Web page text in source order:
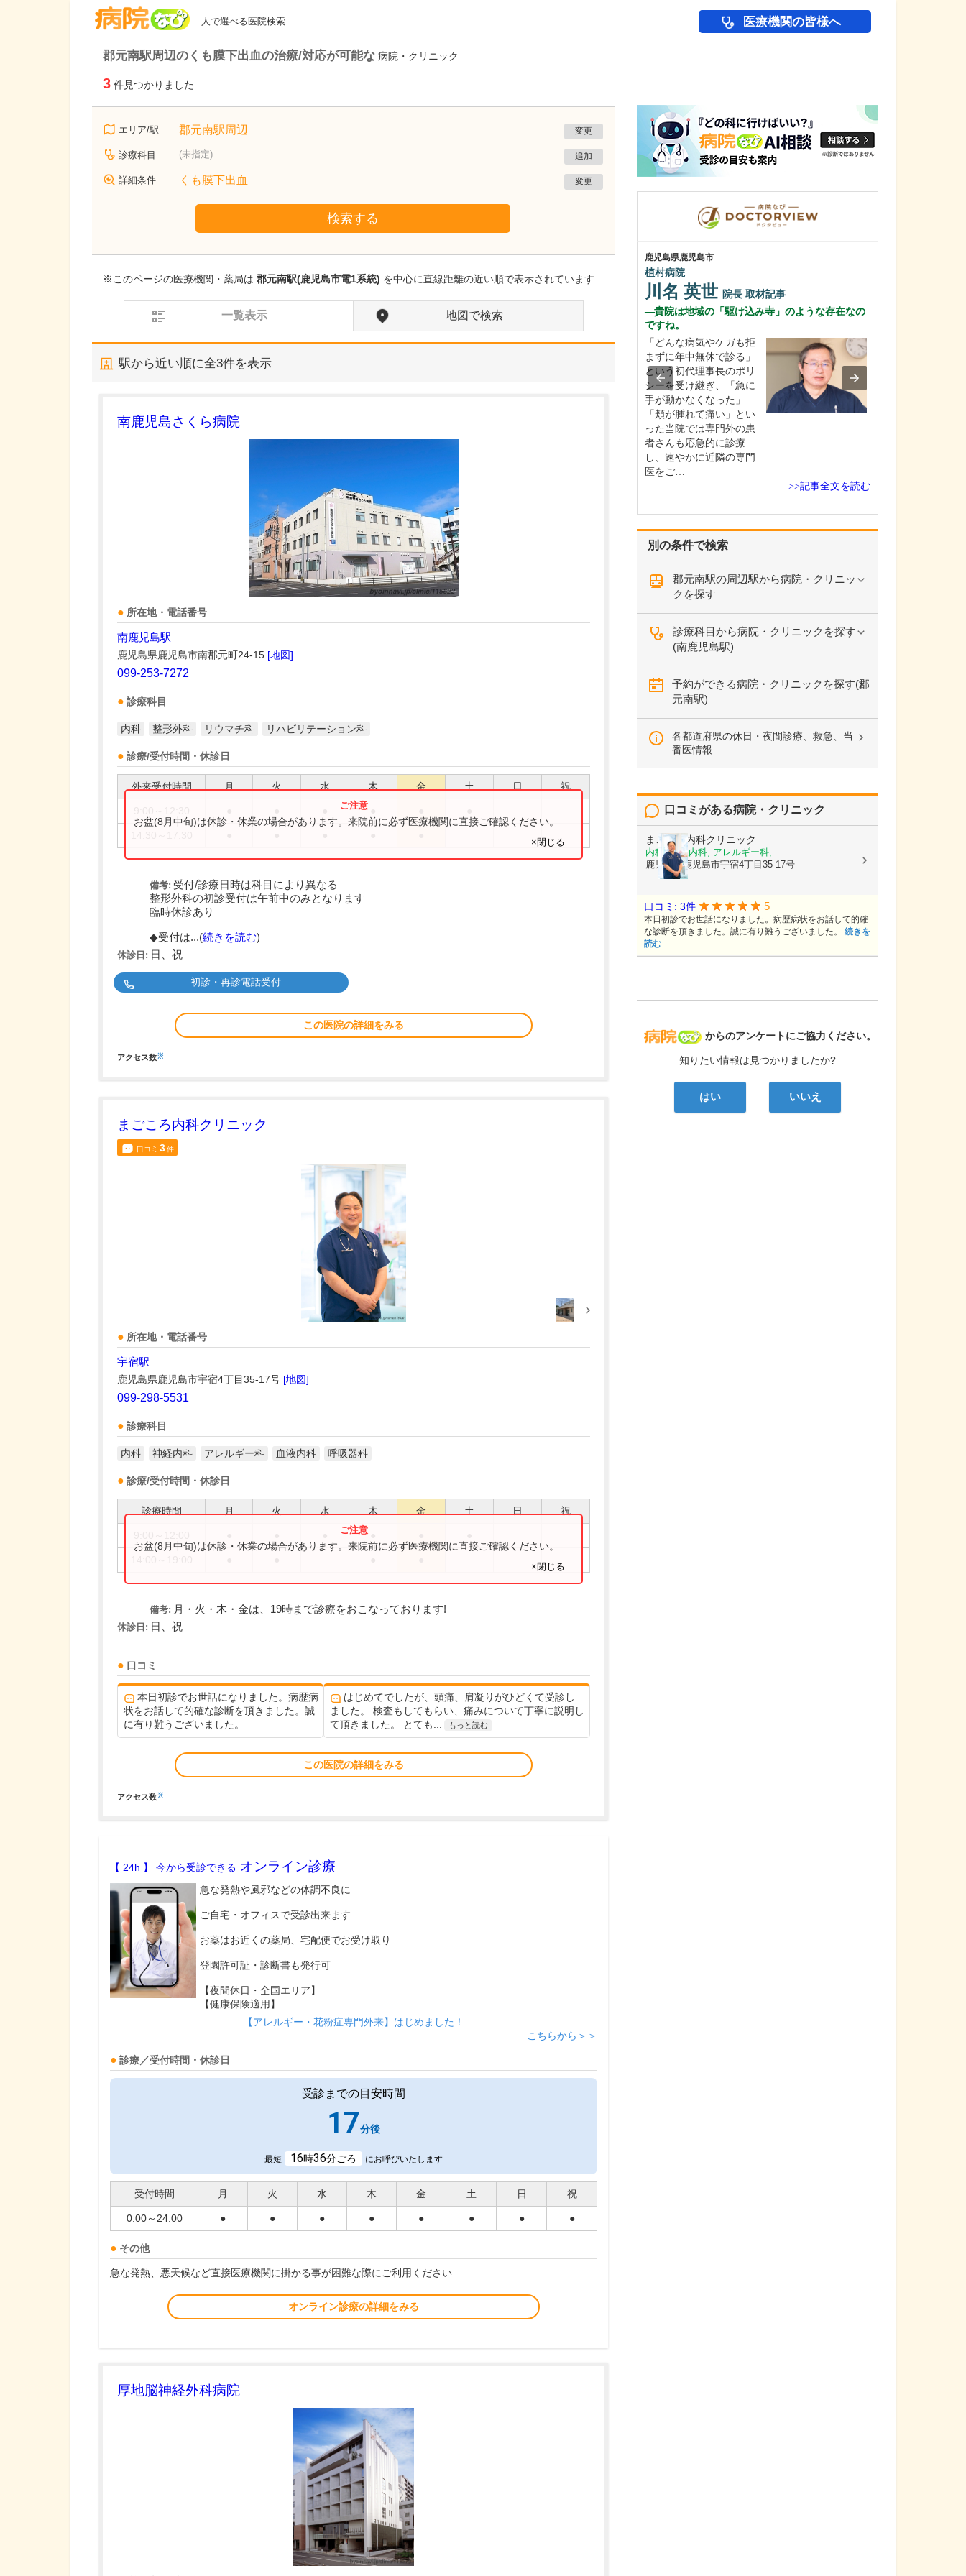
人で選べる医院検索 医療機関の皆様へ
郡元南駅周辺のくも膜下出血の治療/対応が可能な 病院・クリニック
3 件見つかりました
エリア/駅 郡元南駅周辺 変更
診療科目 (未指定) 追加
詳細条件 くも膜下出血 変更
検索する
※このページの医療機関・薬局は 郡元南駅(鹿児島市電1系統) を中心に直線距離の近い順で表示されています
一覧表示 地図で検索
駅から近い順に全3件を表示
南鹿児島さくら病院
所在地・電話番号
南鹿児島駅
鹿児島県鹿児島市南郡元町24-15 [地図]
099-253-7272
診療科目
内科 整形外科 リウマチ科 リハビリテーション科
診療/受付時間・休診日
外来受付時間 月 火 水 木 金 土 日 祝
お盆(8月中旬)は休診・休業の場合があります。来院前に必ず医療機関に直接ご確認ください。
×閉じる
備考: 受付/診療日時は科目により異なる
整形外科の初診受付は午前中のみとなります
臨時休診あり
◆受付は...(続きを読む)
休診日: 日、祝
初診・再診電話受付
この医院の詳細をみる
アクセス数※
まごころ内科クリニック
口コミ 3件
所在地・電話番号
宇宿駅
鹿児島県鹿児島市宇宿4丁目35-17号 [地図]
099-298-5531
診療科目
内科 神経内科 アレルギー科 血液内科 呼吸器科
診療/受付時間・休診日
診療時間 月 火 水 木 金 土 日 祝
お盆(8月中旬)は休診・休業の場合があります。来院前に必ず医療機関に直接ご確認ください。
×閉じる
備考: 月・火・木・金は、19時まで診療をおこなっております!
休診日: 日、祝
口コミ
本日初診でお世話になりました。病歴病
状をお話して的確な診断を頂きました。誠
に有り難うございました。
はじめてでしたが、頭痛、肩凝りがひどくて受診し
ました。 検査もしてもらい、痛みについて丁寧に説明し
て頂きました。 とても...
もっと読む
この医院の詳細をみる
アクセス数※
【 24h 】 今から受診できる オンライン診療
急な発熱や風邪などの体調不良に
ご自宅・オフィスで受診出来ます
お薬はお近くの薬局、宅配便でお受け取り
登園許可証・診断書も発行可
【夜間休日・全国エリア】
【健康保険適用】
【アレルギー・花粉症専門外来】はじめました！
こちらから＞＞
診療／受付時間・休診日
受診までの目安時間
17分後
最短 16時36分ごろ にお呼びいたします
受付時間 月 火 水 木 金 土 日 祝
0:00～24:00 ● ● ● ● ● ● ● ●
その他
急な発熱、悪天候など直接医療機関に掛かる事が困難な際にご利用ください
オンライン診療の詳細をみる
厚地脳神経外科病院
別の条件で検索
郡元南駅の周辺駅から病院・クリニッ
クを探す
診療科目から病院・クリニックを探す
(南鹿児島駅)
予約ができる病院・クリニックを探す(郡
元南駅)
各都道府県の休日・夜間診療、救急、当
番医情報
病院なび
からのアンケートにご協力ください。
知りたい情報は見つかりましたか?
はい いいえ
口コミがある病院・クリニック
まごころ内科クリニック
内科, 神経内科, アレルギー科, ...
鹿児島県鹿児島市宇宿4丁目35-17号
口コミ: 3件 5
本日初診でお世話になりました。病歴病状をお話して的確
な診断を頂きました。誠に有り難うございました。 続きを
読む
鹿児島県鹿児島市
あいろ歯科医院
歯科医師を志したきっかけを教えてください。
中学生のときに出会った
女性の歯科医師に憧れた
鹿児島県鹿児島市
植村病院
川名 英世 院長 取材記事
貴院は地域の「駆け込み寺」のような存在なの
ですね。
「どんな病気やケガも拒
まずに年中無休で診る」
という初代理事長のポリ
シーを受け継ぎ、「急に
手が動かなくなった」
「頬が腫れて痛い」とい
った当院では専門外の患
者さんも応急的に診療
し、速やかに近隣の専門
医をご…
>>記事全文を読む